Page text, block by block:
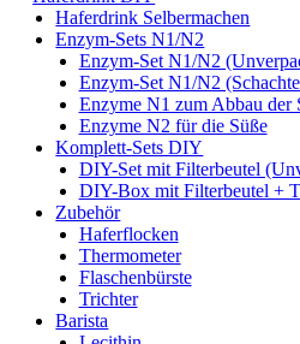
Haferdrink Selbermachen
Enzym-Sets N1/N2
Enzym-Set N1/N2
Enzym-Set N1/N2
Enzyme N1 zum Abbau der
Enzyme N2 für die Süße
Komplett-Sets DIY
DIY-Set mit Filterbeutel
DIY-Box mit Filterbeutel +
Zubehör
Haferflocken
Thermometer
Flaschenbürste
Trichter
Barista